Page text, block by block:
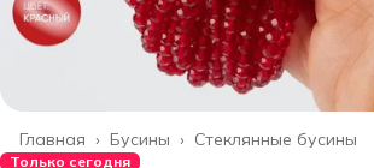
Стеклянные бусины
Бусины ›
Главная ›
Только сегодня